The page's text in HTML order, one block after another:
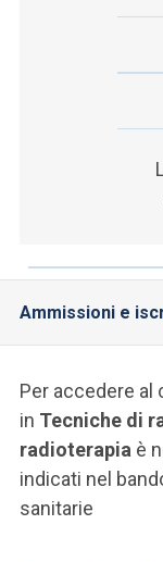
Ammissioni e
Per accedere al
in Tecniche di
radioterapia è
indicati nel
sanitarie